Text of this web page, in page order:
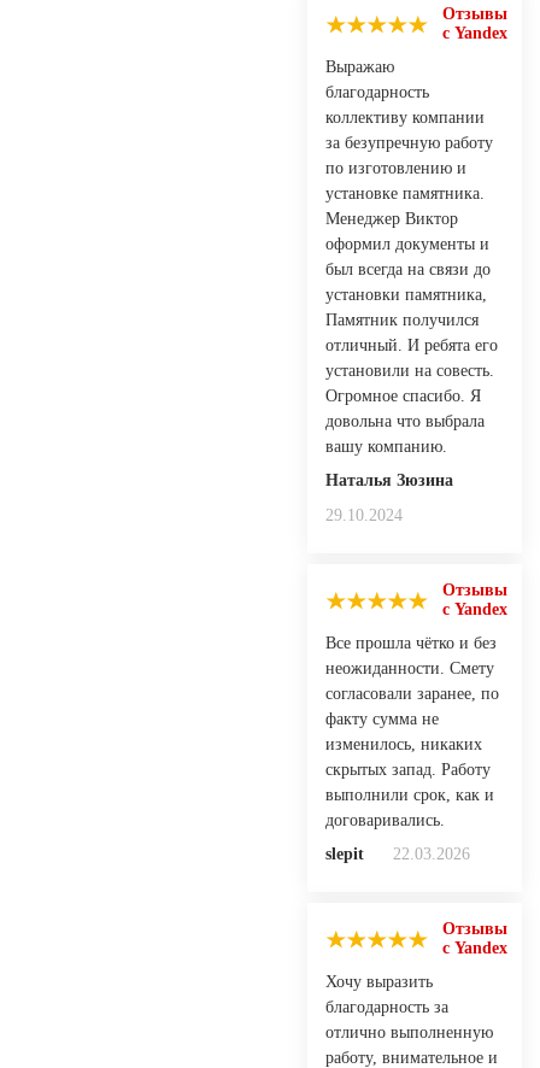
Отзывы
с Yandex
Выражаю
благодарность
коллективу компании
за безупречную работу
по изготовлению и
установке памятника.
Менеджер Виктор
оформил документы и
был всегда на связи до
установки памятника,
Памятник получился
отличный. И ребята его
установили на совесть.
Огромное спасибо. Я
довольна что выбрала
вашу компанию.
Наталья Зюзина
29.10.2024
Отзывы
с Yandex
Все прошла чётко и без
неожиданности. Смету
согласовали заранее, по
факту сумма не
изменилось, никаких
скрытых запад. Работу
выполнили срок, как и
договаривались.
slepit
22.03.2026
Отзывы
с Yandex
Хочу выразить
благодарность за
отлично выполненную
работу, внимательное и